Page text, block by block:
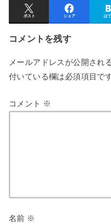
ポスト シェア は
コメントを残す
メールアドレスが公開され
付いている欄は必須項目で
コメント ※
名前 ※